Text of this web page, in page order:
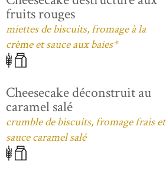
fruits rouges
miettes de biscuits, fromage à la
crème et sauce aux baies*
Cheesecake déconstruit au
caramel salé
crumble de biscuits, fromage frais et
sauce caramel salé